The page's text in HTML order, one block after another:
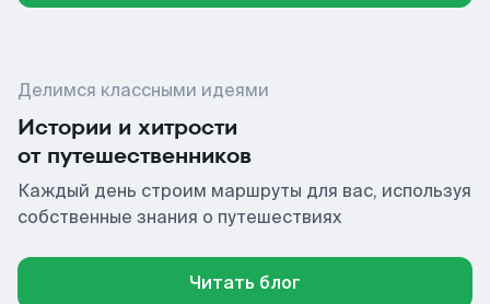
Делимся классными идеями
Истории и хитрости
от путешественников
Каждый день строим маршруты для вас, используя
собственные знания о путешествиях
Читать блог